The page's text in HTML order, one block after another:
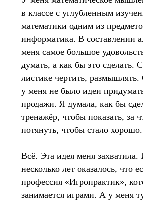
в классе с углубленным
математики одним из
информатика. В составлении
меня самое большое
думать, а как бы это сделать.
листике чертить, размышлять.
у меня не было идеи
продажи. Я думала, как бы
тренажёр, чтобы показать, за
потянуть, чтобы стало хорошо.
Всё. Эта идея меня захватила.
несколько лет оказалось, что
профессия «Игропрактик»,
занимается играми. А у меня